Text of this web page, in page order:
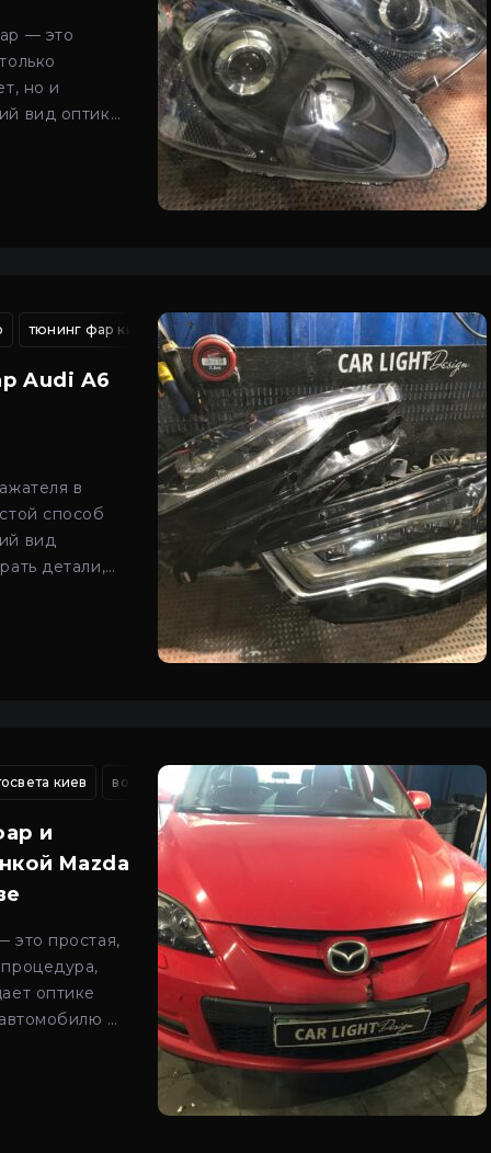
— это
но и
вид оптики,
автомобильных фар ремонт авто оптики установка
тюнинг фар киев герметизация фар киев ремонт фар
Audi A6
в
способ
вид
детали,
киев модернизация света на автомобиле сто киев авто свет
киев восстановление трещин фар автомобиля
и
Mazda
это простая,
оптике
—